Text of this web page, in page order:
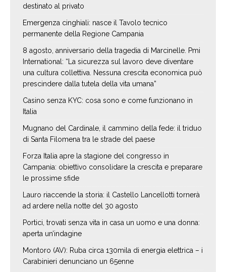
destinato al privato
Emergenza cinghiali: nasce il Tavolo tecnico
permanente della Regione Campania
8 agosto, anniversario della tragedia di Marcinelle. Pmi
International: “La sicurezza sul lavoro deve diventare
una cultura collettiva. Nessuna crescita economica può
prescindere dalla tutela della vita umana”
Casino senza KYC: cosa sono e come funzionano in
Italia
Mugnano del Cardinale, il cammino della fede: il triduo
di Santa Filomena tra le strade del paese
Forza Italia apre la stagione del congresso in
Campania: obiettivo consolidare la crescita e preparare
le prossime sfide
Lauro riaccende la storia: il Castello Lancellotti tornerà
ad ardere nella notte del 30 agosto
Portici, trovati senza vita in casa un uomo e una donna:
aperta un’indagine
Montoro (AV): Ruba circa 130mila di energia elettrica – i
Carabinieri denunciano un 65enne